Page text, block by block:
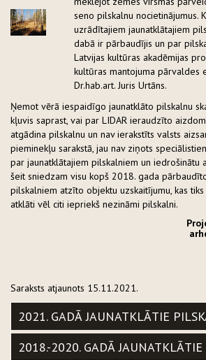
seno pilskalnu nocietinājumus.
uzrādītajiem jaunatklātajiem
dabā ir pārbaudījis un par
Latvijas kultūras akadēmijas
kultūras mantojuma pārvaldes
Dr.hab.art. Juris Urtāns.
Ņemot vērā iespaidīgo jaunatklāto pilskalnu
kļuvis saprast, vai par LIDAR ieraudzīto
atgādina pilskalnu un nav ierakstīts valsts
pieminekļu sarakstā, jau nav ziņots
par jaunatklātajiem pilskalniem un iedrošinātu
šeit sniedzam visu kopš 2018. gada
pilskalniem atzīto objektu uzskaitījumu, kas tiks
atklāti vēl citi iepriekš nezināmi pilskalni.
Saraksts atjaunots 15.11.2021.
2021. GADĀ JAUNATKLĀTIE
2018.-2020. GADĀ